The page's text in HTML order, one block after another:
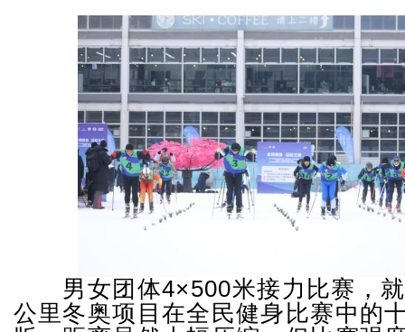
男女团体4×500米接力比赛，就
公里冬奥项目在全民健身比赛中的